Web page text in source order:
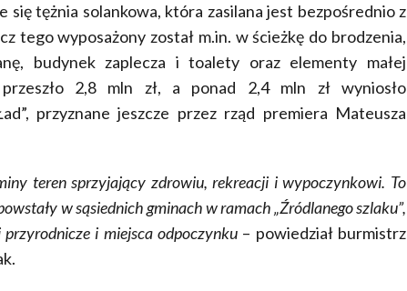
tężnia solankowa, która zasilana jest bezpośrednio z
tego wyposażony został m.in. w ścieżkę do brodzenia,
budynek zaplecza i toalety oraz elementy małej
2,8 mln zł, a ponad 2,4 mln zł wyniosło
przyznane jeszcze przez rząd premiera Mateusza
teren sprzyjający zdrowiu, rekreacji i wypoczynkowi. To
w sąsiednich gminach w ramach „Źródlanego szlaku”,
i miejsca odpoczynku – powiedział burmistrz